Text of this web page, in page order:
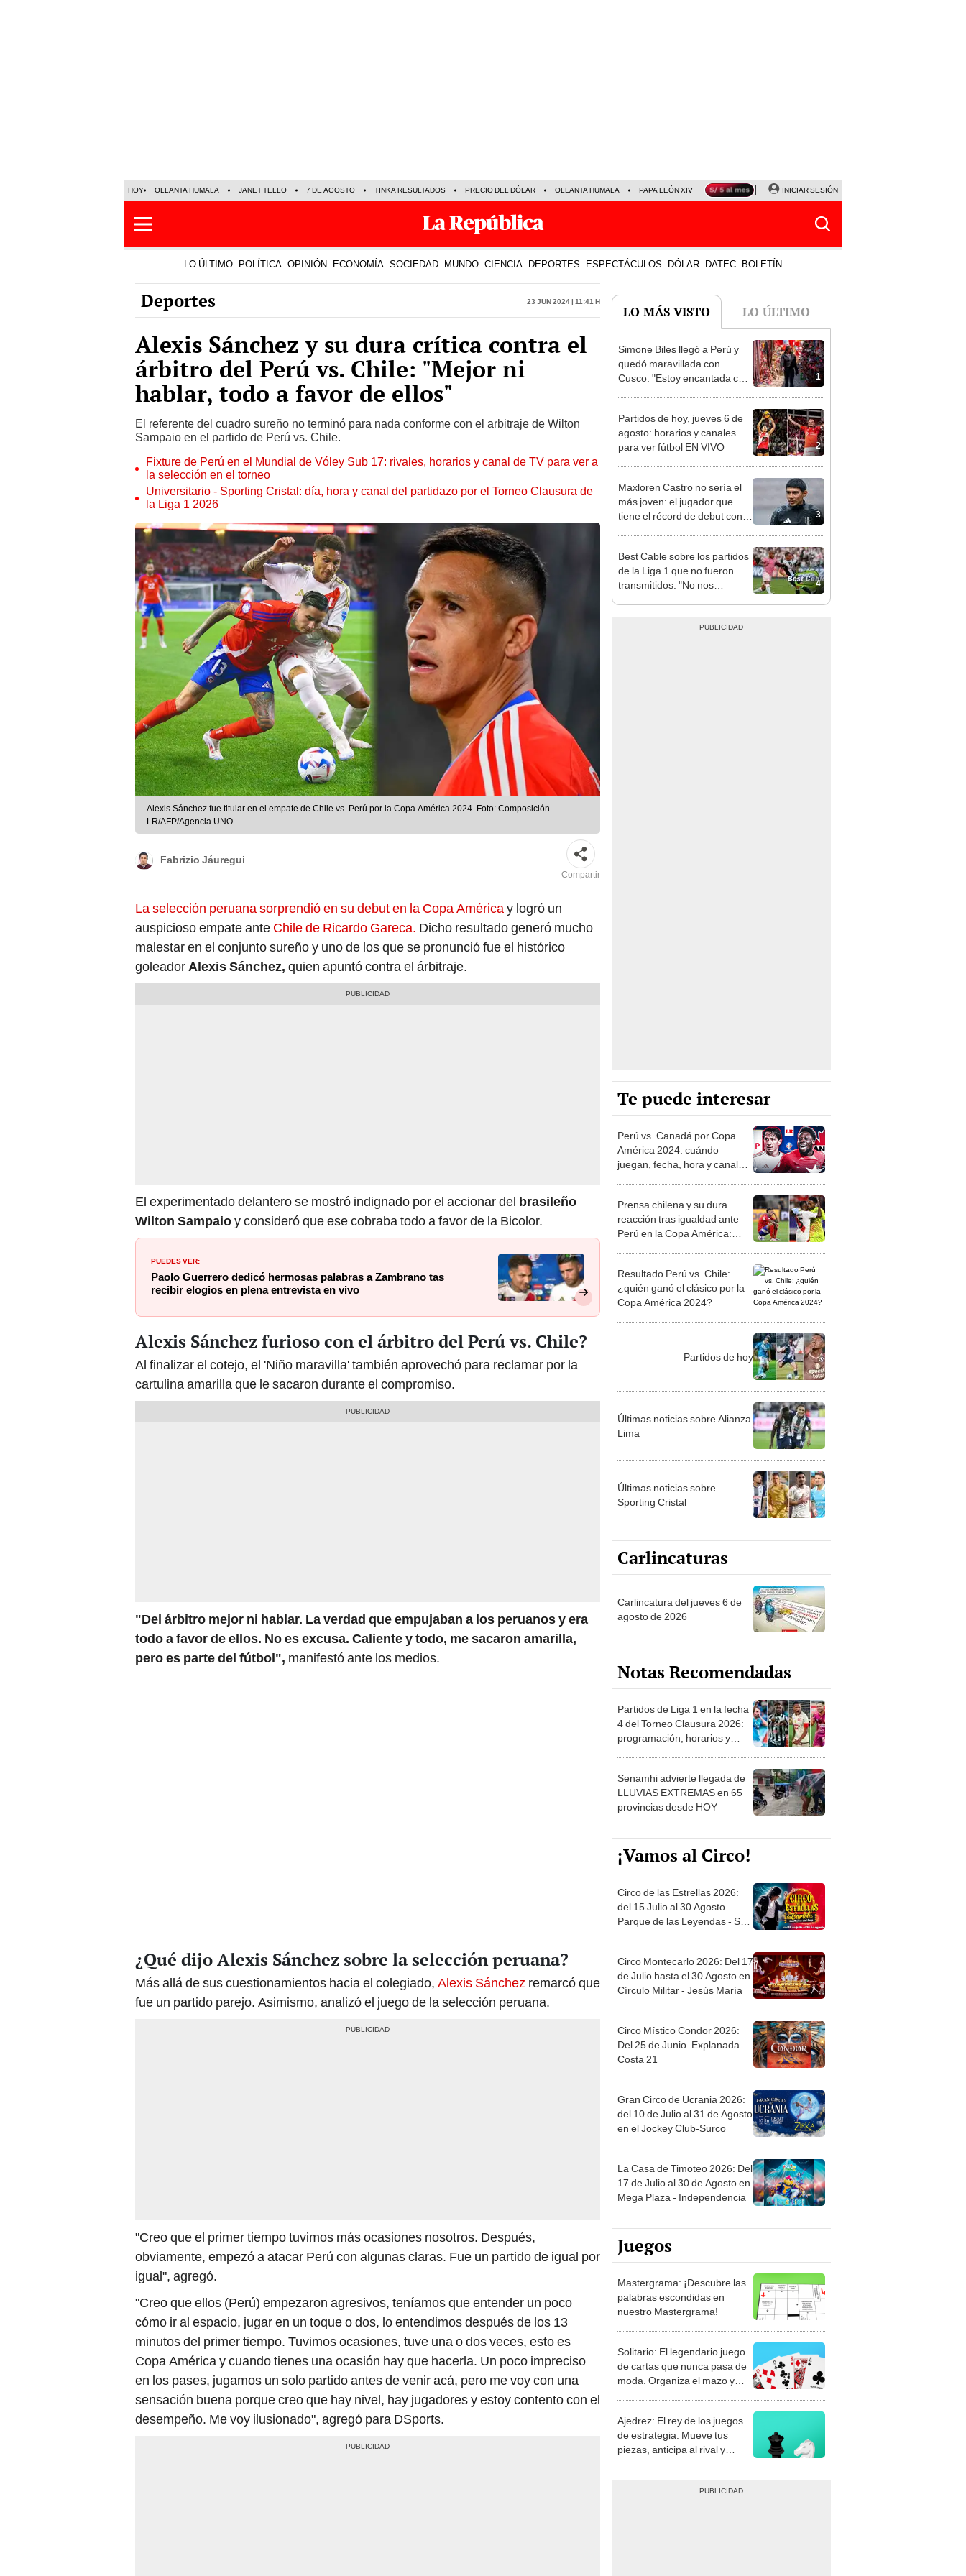
HOY OLLANTA HUMALA JANET TELLO 7 DE AGOSTO TINKA RESULTADOS PRECIO DEL DÓLAR OLLANTA HUMALA PAPA LEÓN XIV NALDY SALDAÑA LA BELLA LUZ
INICIAR SESIÓN
LO ÚLTIMO POLÍTICA OPINIÓN ECONOMÍA SOCIEDAD MUNDO CIENCIA DEPORTES ESPECTÁCULOS DÓLAR DATEC BOLETÍN
Deportes 23 Jun 2024 | 11:41 h
Alexis Sánchez y su dura crítica contra el
árbitro del Perú vs. Chile: "Mejor ni
hablar, todo a favor de ellos"
El referente del cuadro sureño no terminó para nada conforme con el arbitraje de Wilton
Sampaio en el partido de Perú vs. Chile.
Fixture de Perú en el Mundial de Vóley Sub 17: rivales, horarios y canal de TV para ver a
la selección en el torneo
Universitario - Sporting Cristal: día, hora y canal del partidazo por el Torneo Clausura de
la Liga 1 2026
Alexis Sánchez fue titular en el empate de Chile vs. Perú por la Copa América 2024. Foto: Composición
LR/AFP/Agencia UNO
Fabrizio Jáuregui
Compartir
La selección peruana sorprendió en su debut en la Copa Américay logró un
auspicioso empate ante Chile de Ricardo Gareca. Dicho resultado generó mucho
malestar en el conjunto sureño y uno de los que se pronunció fue el histórico
goleadorAlexis Sánchez, quien apuntó contra el árbitraje.
El experimentado delantero se mostró indignado por el accionar del brasileño
Wilton Sampaioy consideró que ese cobraba todo a favor de la Bicolor.
PUEDES VER:
Paolo Guerrero dedicó hermosas palabras a Zambrano tas
recibir elogios en plena entrevista en vivo
Alexis Sánchez furioso con el árbitro del Perú vs. Chile?
Al finalizar el cotejo, el 'Niño maravilla' también aprovechó para reclamar por la
cartulina amarilla que le sacaron durante el compromiso.
"Del árbitro mejor ni hablar. La verdad que empujaban a los peruanos y era
todo a favor de ellos. No es excusa. Caliente y todo, me sacaron amarilla,
pero es parte del fútbol", manifestó ante los medios.
¿Qué dijo Alexis Sánchez sobre la selección peruana?
Más allá de sus cuestionamientos hacia el colegiado, Alexis Sánchez remarcó que
fue un partido parejo. Asimismo, analizó el juego de la selección peruana.
"Creo que el primer tiempo tuvimos más ocasiones nosotros. Después,
obviamente, empezó a atacar Perú con algunas claras. Fue un partido de igual por
igual", agregó.
"Creo que ellos (Perú) empezaron agresivos, teníamos que entender un poco
cómo ir al espacio, jugar en un toque o dos, lo entendimos después de los 13
minutos del primer tiempo. Tuvimos ocasiones, tuve una o dos veces, esto es
Copa América y cuando tienes una ocasión hay que hacerla. Un poco impreciso
en los pases, jugamos un solo partido antes de venir acá, pero me voy con una
sensación buena porque creo que hay nivel, hay jugadores y estoy contento con el
desempeño. Me voy ilusionado", agregó para DSports.
LO MÁS VISTO LO ÚLTIMO
1
Simone Biles llegó a Perú y
quedó maravillada con
Cusco: "Estoy encantada con
2
Partidos de hoy, jueves 6 de
agosto: horarios y canales
para ver fútbol EN VIVO
3
Maxloren Castro no sería el
más joven: el jugador que
tiene el récord de debut con
4
Best Cable sobre los partidos
de la Liga 1 que no fueron
transmitidos: "No nos
Te puede interesar
Perú vs. Canadá por Copa
América 2024: cuándo
juegan, fecha, hora y canal
Prensa chilena y su dura
reacción tras igualdad ante
Perú en la Copa América:
Resultado Perú vs. Chile:
¿quién ganó el clásico por la
Copa América 2024?
Partidos de hoy
Últimas noticias sobre Alianza
Lima
Últimas noticias sobre
Sporting Cristal
Carlincaturas
Carlincatura del jueves 6 de
agosto de 2026
Notas Recomendadas
Partidos de Liga 1 en la fecha
4 del Torneo Clausura 2026:
programación, horarios y
Senamhi advierte llegada de
LLUVIAS EXTREMAS en 65
provincias desde HOY
¡Vamos al Circo!
Circo de las Estrellas 2026:
del 15 Julio al 30 Agosto.
Parque de las Leyendas - San
Circo Montecarlo 2026: Del 17
de Julio hasta el 30 Agosto en
Círculo Militar - Jesús María
Circo Místico Condor 2026:
Del 25 de Junio. Explanada
Costa 21
Gran Circo de Ucrania 2026:
del 10 de Julio al 31 de Agosto
en el Jockey Club-Surco
La Casa de Timoteo 2026: Del
17 de Julio al 30 de Agosto en
Mega Plaza - Independencia
Juegos
Mastergrama: ¡Descubre las
palabras escondidas en
nuestro Mastergrama!
Solitario: El legendario juego
de cartas que nunca pasa de
moda. Organiza el mazo y
Ajedrez: El rey de los juegos
de estrategia. Mueve tus
piezas, anticipa al rival y